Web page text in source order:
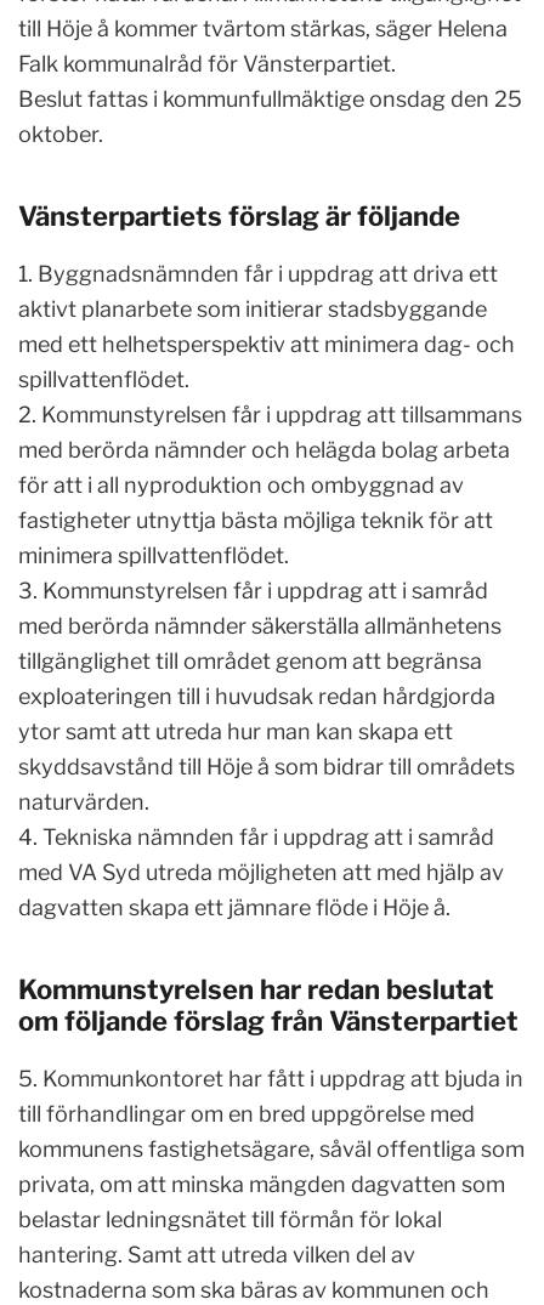
till Höje å kommer tvärtom stärkas, säger Helena
Falk kommunalråd för Vänsterpartiet.
Beslut fattas i kommunfullmäktige onsdag den 25
oktober.
Vänsterpartiets förslag är följande
1. Byggnadsnämnden får i uppdrag att driva ett
aktivt planarbete som initierar stadsbyggande
med ett helhetsperspektiv att minimera dag- och
spillvattenflödet.
2. Kommunstyrelsen får i uppdrag att tillsammans
med berörda nämnder och helägda bolag arbeta
för att i all nyproduktion och ombyggnad av
fastigheter utnyttja bästa möjliga teknik för att
minimera spillvattenflödet.
3. Kommunstyrelsen får i uppdrag att i samråd
med berörda nämnder säkerställa allmänhetens
tillgänglighet till området genom att begränsa
exploateringen till i huvudsak redan hårdgjorda
ytor samt att utreda hur man kan skapa ett
skyddsavstånd till Höje å som bidrar till områdets
naturvärden.
4. Tekniska nämnden får i uppdrag att i samråd
med VA Syd utreda möjligheten att med hjälp av
dagvatten skapa ett jämnare flöde i Höje å.
Kommunstyrelsen har redan beslutat
om följande förslag från Vänsterpartiet
5. Kommunkontoret har fått i uppdrag att bjuda in
till förhandlingar om en bred uppgörelse med
kommunens fastighetsägare, såväl offentliga som
privata, om att minska mängden dagvatten som
belastar ledningsnätet till förmån för lokal
hantering. Samt att utreda vilken del av
kostnaderna som ska bäras av kommunen och